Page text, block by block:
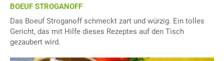
BOEUF STROGANOFF
Das Boeuf Stroganoff schmeckt zart und würzig. Ein tolles
Gericht, das mit Hilfe dieses Rezeptes auf den Tisch
gezaubert wird.